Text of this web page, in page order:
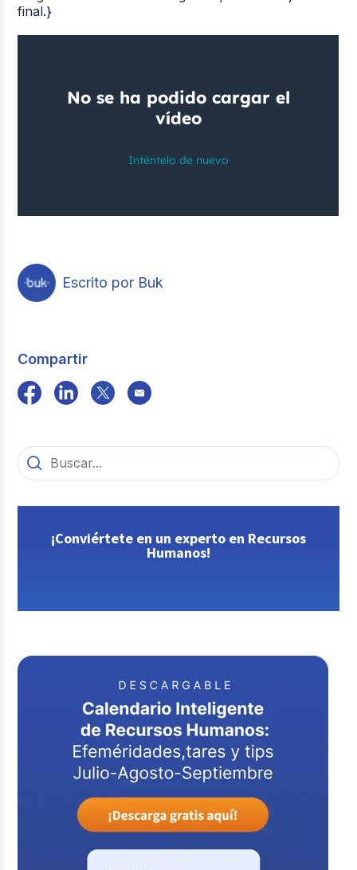
final.}
Escrito por Buk
Compartir
¡Conviértete en un experto en Recursos
Humanos!